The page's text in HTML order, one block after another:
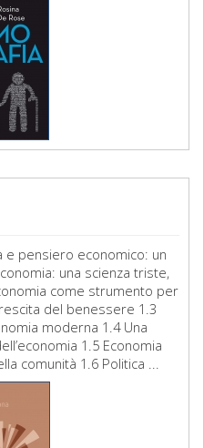
e pensiero economico: un
una scienza triste,
come strumento per
del benessere 1.3
moderna 1.4 Una
1.5 Economia
comunità 1.6 Politica ...